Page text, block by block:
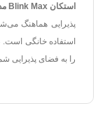
استکان Blink Max مدل KTZB11
پذیرایی هماهنگ
استفاده خانگی
را به فضای پذیرایی